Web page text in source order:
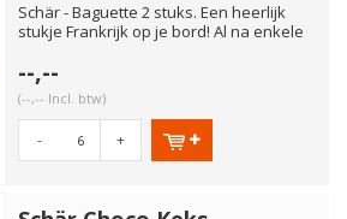
Schär - Baguette 2 stuks. Een heerlijk
stukje Frankrijk op je bord! Al na enkele
--,--
(--,-- Incl. btw)
- +